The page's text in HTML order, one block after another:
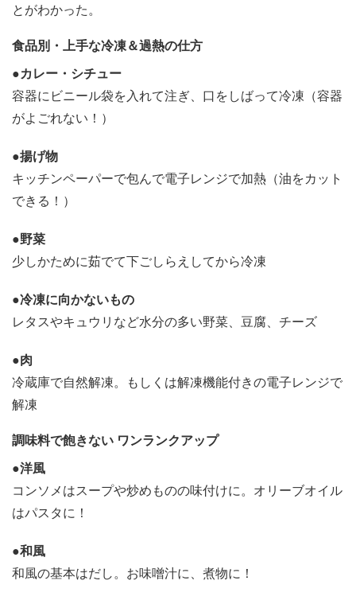
とがわかった。
食品別・上手な冷凍＆過熱の仕方
●カレー・シチュー
容器にビニール袋を入れて注ぎ、口をしばって冷凍（容器
がよごれない！）
●揚げ物
キッチンペーパーで包んで電子レンジで加熱（油をカット
できる！）
●野菜
少しかために茹でて下ごしらえしてから冷凍
●冷凍に向かないもの
レタスやキュウリなど水分の多い野菜、豆腐、チーズ
●肉
冷蔵庫で自然解凍。もしくは解凍機能付きの電子レンジで
解凍
調味料で飽きない ワンランクアップ
●洋風
コンソメはスープや炒めものの味付けに。オリーブオイル
はパスタに！
●和風
和風の基本はだし。お味噌汁に、煮物に！